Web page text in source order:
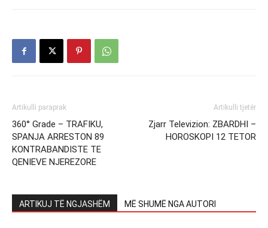
Artikulli paraprak
360° Grade – TRAFIKU,
SPANJA ARRESTON 89
KONTRABANDISTE TE
QENIEVE NJEREZORE
Artikulli tjetër
Zjarr Televizion: ZBARDHI –
HOROSKOPI 12 TETOR
ARTIKUJ TË NGJASHËM MË SHUMË NGA AUTORI